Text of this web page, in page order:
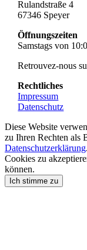
Rulandstraße 4
67346 Speyer
Öffnungszeiten
Samstags von
Retrouvez-nous
Rechtliches
Impressum
Datenschutz
Diese Website
zu Ihren Rechten als
Datenschutzerklärung
Cookies zu
können.
Ich stimme zu